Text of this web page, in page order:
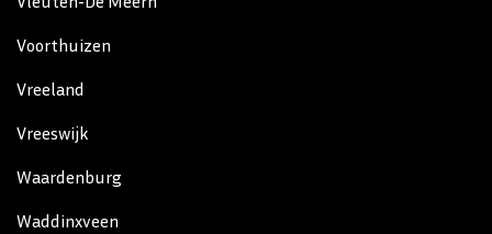
Voorthuizen
Vreeland
Vreeswijk
Waardenburg
Waddinxveen